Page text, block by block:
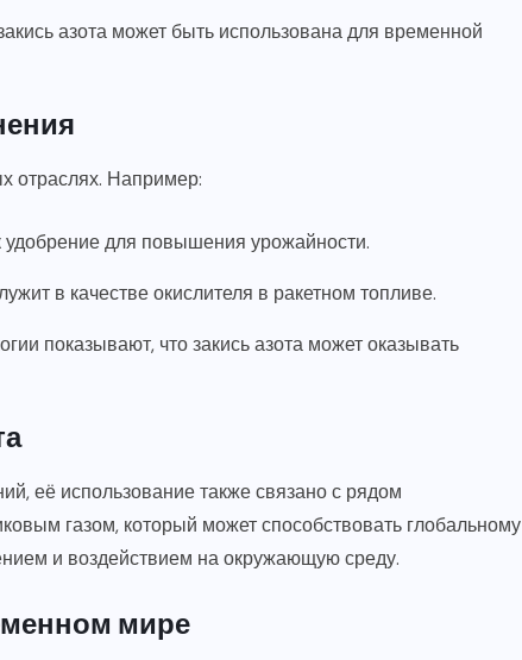
азота может быть использована для временной
отраслях. Например:
удобрение для повышения урожайности.
в качестве окислителя в ракетном топливе.
показывают, что закись азота может оказывать
её использование также связано с рядом
газом, который может способствовать глобальному
и воздействием на окружающую среду.
мире